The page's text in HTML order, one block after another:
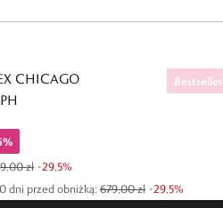
CHICAGO
Bestseller
%
dni przed obniżką: 679,00 zł -29,5%
zł -29,5%